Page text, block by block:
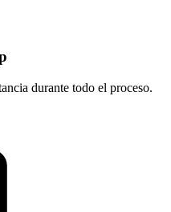
durante todo el proceso.